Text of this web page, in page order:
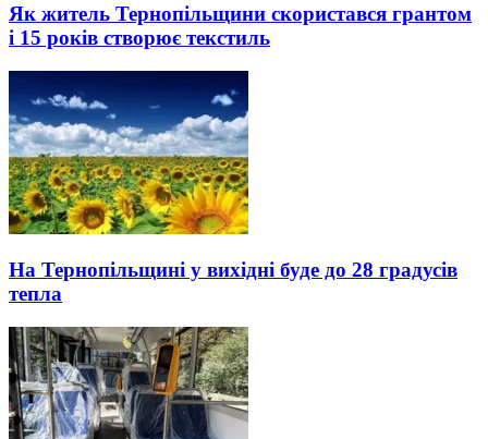
Як житель Тернопільщини скористався грантом
і 15 років створює текстиль
На Тернопільщині у вихідні буде до 28 градусів
тепла